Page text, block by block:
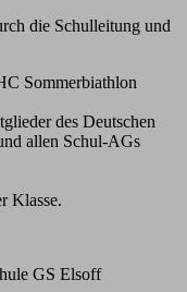
die Schulleitung und
Sommerbiathlon
des Deutschen
allen Schul-AGs
Klasse.
GS Elsoff